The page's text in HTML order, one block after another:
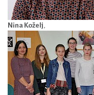
Nina Koželj,